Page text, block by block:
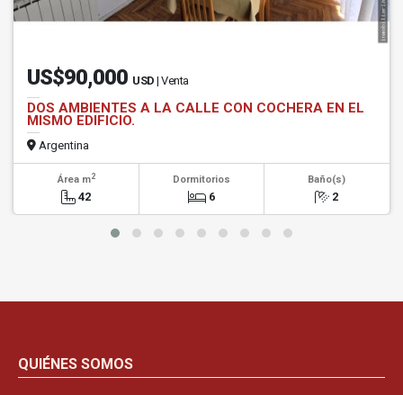
US$90,000 USD | Venta
DOS AMBIENTES A LA CALLE CON COCHERA EN EL
MISMO EDIFICIO.
Argentina
Área m2
42
Dormitorios
6
Baño(s)
2
QUIÉNES SOMOS